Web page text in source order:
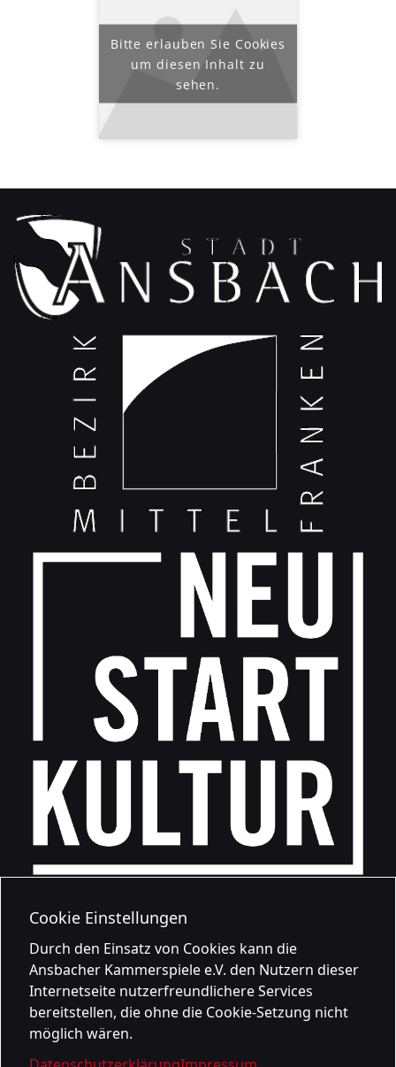
Cookie Einstellungen
Durch den Einsatz von Cookies kann die
Ansbacher Kammerspiele e.V. den Nutzern dieser
Internetseite nutzerfreundlichere Services
bereitstellen, die ohne die Cookie-Setzung nicht
möglich wären.
Bitte erlauben Sie Cookies
um diesen Inhalt zu
sehen.